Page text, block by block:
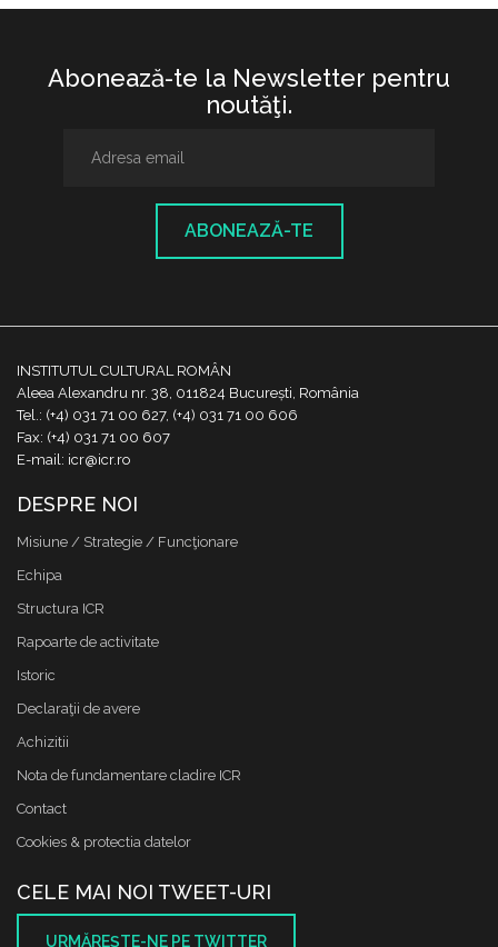
Abonează-te la Newsletter pentru
noutăţi.
ABONEAZĂ-TE
INSTITUTUL CULTURAL ROMÂN
Aleea Alexandru nr. 38, 011824 București, România
Tel.: (+4) 031 71 00 627, (+4) 031 71 00 606
Fax: (+4) 031 71 00 607
E-mail: icr@icr.ro
DESPRE NOI
Misiune / Strategie / Funcţionare
Echipa
Structura ICR
Rapoarte de activitate
Istoric
Declaraţii de avere
Achizitii
Nota de fundamentare cladire ICR
Contact
Cookies & protectia datelor
CELE MAI NOI TWEET-URI
URMĂREŞTE-NE PE TWITTER